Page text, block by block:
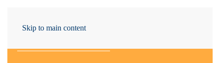
Skip to main content
Demokratie